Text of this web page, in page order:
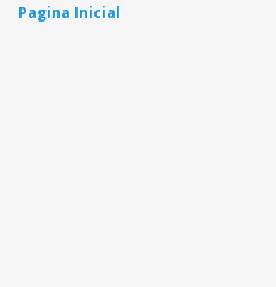
Pagina Inicial